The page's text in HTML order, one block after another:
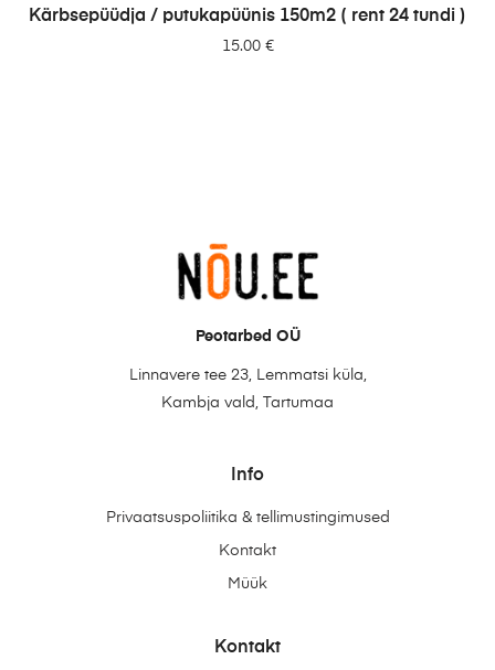
LISA PÄRINGUSSE
Kärbsepüüdja / putukapüünis 150m2 ( rent 24 tundi )
15.00 €
Peotarbed OÜ
Linnavere tee 23, Lemmatsi küla,
Kambja vald, Tartumaa
Info
Privaatsuspoliitika & tellimustingimused
Kontakt
Müük
Kontakt